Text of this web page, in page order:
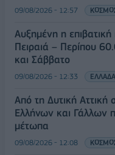
09/08/2026 - 12:57
Αυξημένη η επιβατική
Πειραιά – Περίπου
και Σάββατο
09/08/2026 - 12:33 ΕΛΛΑΔΑ
Από τη Δυτική Αττική
Ελλήνων και Γάλλων
μέτωπα
09/08/2026 - 12:08